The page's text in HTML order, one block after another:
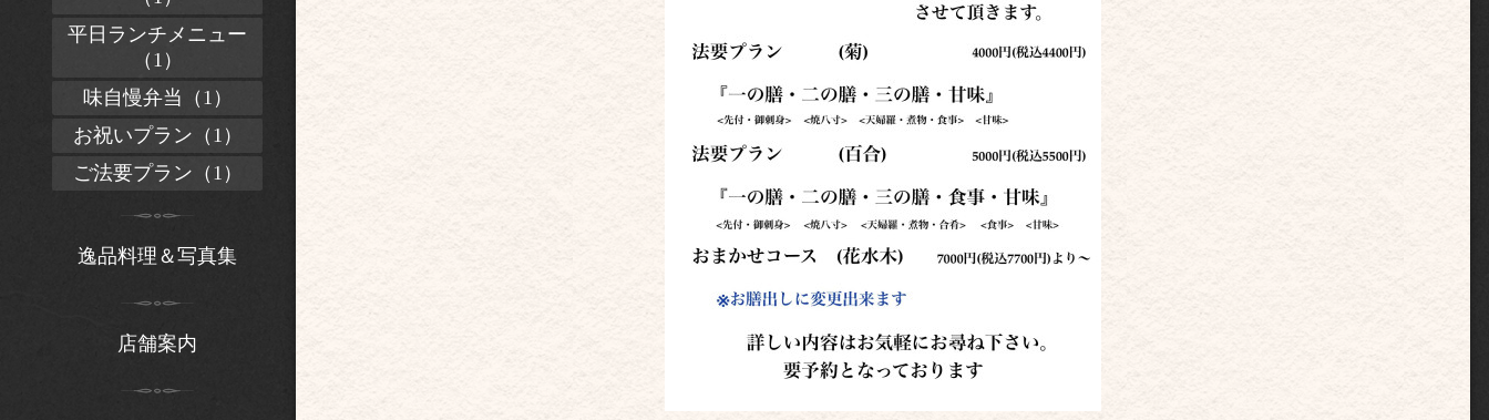
平日ランチメニュー
（1）
味自慢弁当（1）
お祝いプラン（1）
ご法要プラン（1）
逸品料理＆写真集
店舗案内